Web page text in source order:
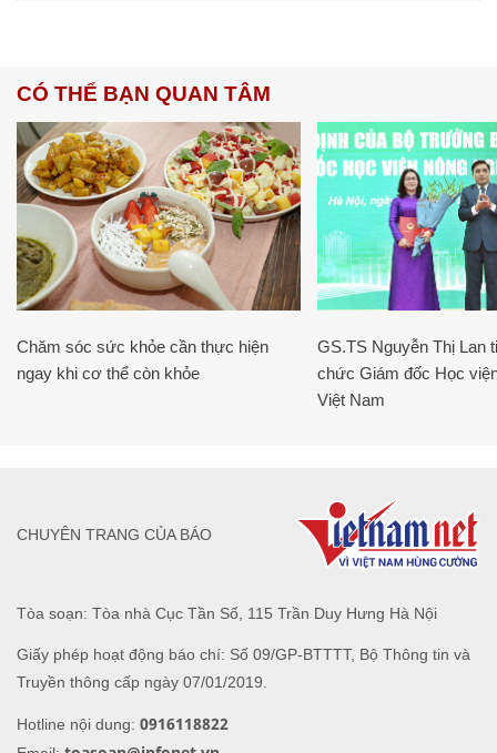
CÓ THỂ BẠN QUAN TÂM
Chăm sóc sức khỏe cần thực hiện
ngay khi cơ thể còn khỏe
GS.TS Nguyễn Thị Lan
chức Giám đốc Học
Việt Nam
Tòa soạn: Tòa nhà Cục Tần Số, 115 Trần Duy Hưng Hà Nội
Giấy phép hoạt động báo chí: Số 09/GP-BTTTT, Bộ Thông tin và
Truyền thông cấp ngày 07/01/2019.
Hotline nội dung: 0916118822
CHUYÊN TRANG CỦA BÁO